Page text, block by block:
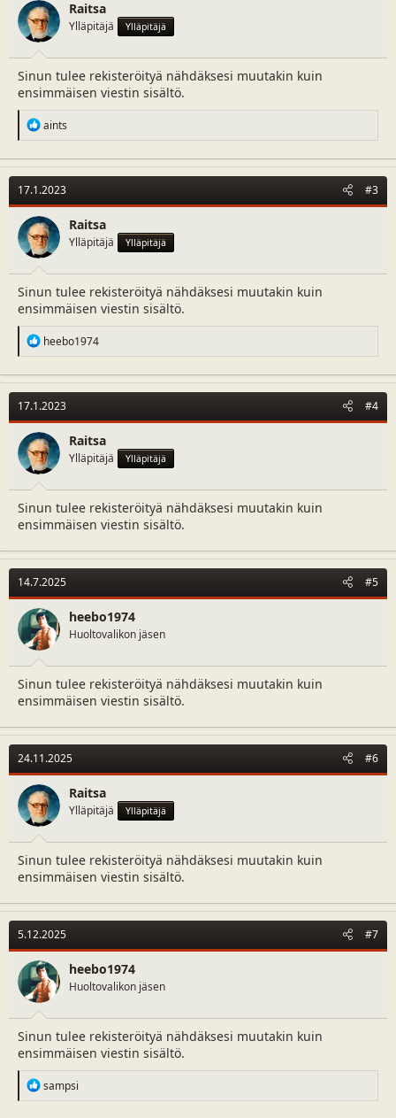
n
s
:
Raitsa
Ylläpitäjä Ylläpitäjä
Sinun tulee rekisteröityä nähdäksesi muutakin kuin
ensimmäisen viestin sisältö.
R
e
c
t
i
o
n
s
:
aints
17.1.2023 #3
Raitsa
Ylläpitäjä Ylläpitäjä
Sinun tulee rekisteröityä nähdäksesi muutakin kuin
ensimmäisen viestin sisältö.
R
e
c
t
i
o
n
s
:
heebo1974
17.1.2023 #4
Raitsa
Ylläpitäjä Ylläpitäjä
Sinun tulee rekisteröityä nähdäksesi muutakin kuin
ensimmäisen viestin sisältö.
14.7.2025 #5
heebo1974
Huoltovalikon jäsen
Sinun tulee rekisteröityä nähdäksesi muutakin kuin
ensimmäisen viestin sisältö.
24.11.2025 #6
Raitsa
Ylläpitäjä Ylläpitäjä
Sinun tulee rekisteröityä nähdäksesi muutakin kuin
ensimmäisen viestin sisältö.
5.12.2025 #7
heebo1974
Huoltovalikon jäsen
Sinun tulee rekisteröityä nähdäksesi muutakin kuin
ensimmäisen viestin sisältö.
R
e
sampsi